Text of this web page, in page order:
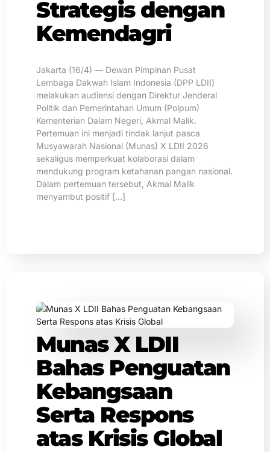
Strategis dengan
Kemendagri
Jakarta (16/4) — Dewan Pimpinan Pusat
Lembaga Dakwah Islam Indonesia (DPP LDII)
melakukan audiensi dengan Direktur Jenderal
Politik dan Pemerintahan Umum (Polpum)
Kementerian Dalam Negeri, Akmal Malik.
Pertemuan ini menjadi tindak lanjut pasca
Musyawarah Nasional (Munas) X LDII 2026
sekaligus memperkuat kolaborasi dalam
mendukung program ketahanan pangan nasional.
Dalam pertemuan tersebut, Akmal Malik
menyambut positif […]
Munas X LDII
Bahas Penguatan
Kebangsaan
Serta Respons
atas Krisis Global